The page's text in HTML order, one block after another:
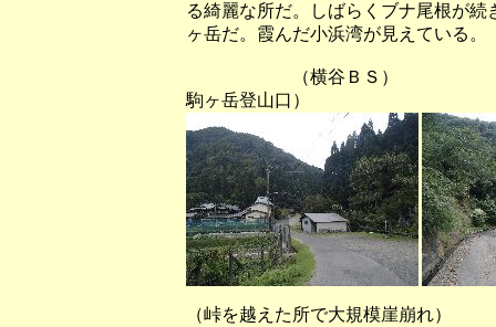
る綺麗な所だ。しばらくブナ尾根が
ヶ岳だ。霞んだ小浜湾が見えている。
（横谷ＢＳ） （横谷林道
駒ヶ岳登山口）
（峠を越えた所で大規模崖崩